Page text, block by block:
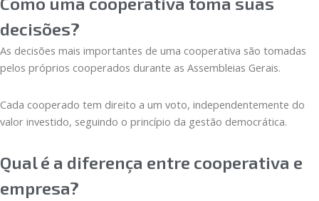
decisões?
As decisões mais importantes de uma cooperativa são tomadas
pelos próprios cooperados durante as Assembleias Gerais.
Cada cooperado tem direito a um voto, independentemente do
valor investido, seguindo o princípio da gestão democrática.
Qual é a diferença entre cooperativa e
empresa?